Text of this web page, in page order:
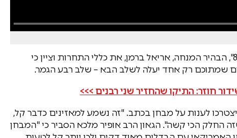
בפתח הפרק השמיני של "חידון הלכה למעשה – 8", הבהיר המנחה, אריאל ברמן, את כללי התחרות וציין כי
שמתוכם רק אחד יעלה לשלב הבא – שלב רבע הגמר.
חוזר: התיקו שהחזיר שני רבנים >>>
לענות על מבחן בכתב. "זה נשמע למאזינים כדבר קל,
החלק הכי קשה". הגאון הרב אופיר מלכא הסביר כי "המבחן